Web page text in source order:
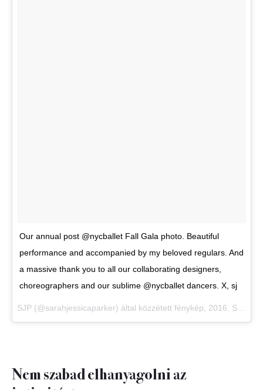
Our annual post @nycballet Fall Gala photo. Beautiful
performance and accompanied by my beloved regulars. And
a massive thank you to all our collaborating designers,
choreographers and our sublime @nycballet dancers. X, sj
SJP (@sarahjessicaparker) által közzétett fénykép, 2016. Szept 20., 21:15 PDT
Nem szabad elhanyagolni az